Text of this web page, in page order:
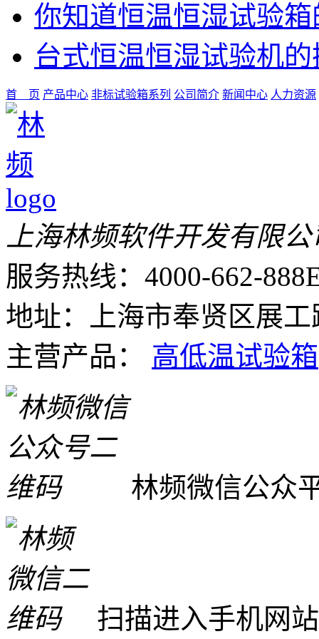
你知道恒温恒湿试验
台式恒温恒湿试验机
首 页 产品中心 非标试验箱系列 公司简介 新闻中心 人力资源
上海林频软件开发有限公
服务热线：4000-662-888
地址：上海市奉贤区展工
主营产品： 高低温试验箱
林频微信公众
扫描进入手机网